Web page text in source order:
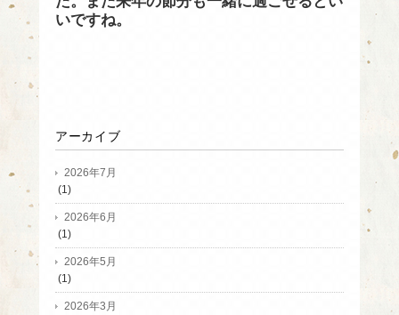
いですね。
アーカイブ
2026年7月
(1)
2026年6月
(1)
2026年5月
(1)
2026年3月